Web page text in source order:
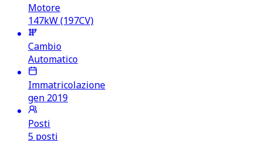
Motore
147kW (197CV)
Cambio
Automatico
Immatricolazione
gen 2019
Posti
5 posti